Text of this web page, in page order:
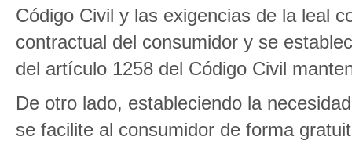
Código Civil y las exigencias de la leal
contractual del consumidor y se
del artículo 1258 del Código Civil
De otro lado, estableciendo la
se facilite al consumidor de forma